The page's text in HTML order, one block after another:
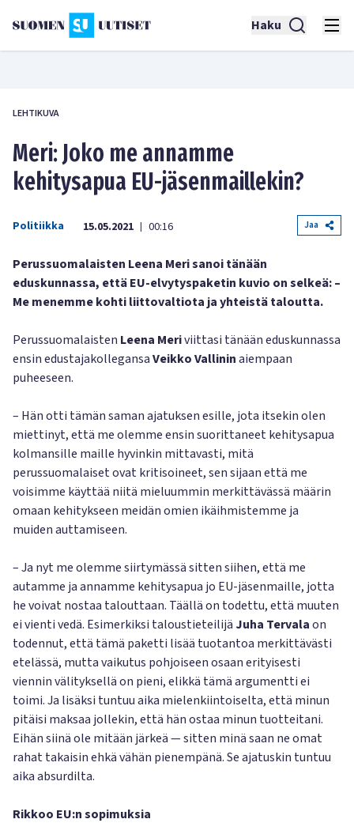
Haku
LEHTIKUVA
Meri: Joko me annamme
kehitysapua EU-jäsenmaillekin?
Politiikka 15.05.2021 | 00:16 Jaa
Perussuomalaisten Leena Meri sanoi tänään
eduskunnassa, että EU-elvytyspaketin kuvio on selkeä: –
Me menemme kohti liittovaltiota ja yhteistä taloutta.
Perussuomalaisten Leena Meriviittasi tänään eduskunnassa
ensin edustajakollegansaVeikko Vallininaiempaan
puheeseen.
– Hän otti tämän saman ajatuksen esille, jota itsekin olen
miettinyt, että me olemme ensin suorittaneet kehitysapua
kolmansille maille hyvinkin mittavasti, mitä
perussuomalaiset ovat kritisoineet, sen sijaan että me
voisimme käyttää niitä mieluummin merkittävässä määrin
omaan kehitykseen meidän omien ikäihmistemme ja
muiden auttamiseen.
– Ja nyt me olemme siirtymässä sitten siihen, että me
autamme ja annamme kehitysapua jo EU-jäsenmaille, jotta
he voivat nostaa talouttaan. Täällä on todettu, että muuten
ei vienti vedä. Esimerkiksi taloustieteilijä Juha Tervalaon
todennut, että tämä paketti lisää tuotantoa merkittävästi
etelässä, mutta vaikutus pohjoiseen osaan erityisesti
viennin välityksellä on pieni, elikkä tämä argumentti ei
toimi. Ja lisäksi tuntuu aika mielenkiintoiselta, että minun
pitäisi maksaa jollekin, että hän ostaa minun tuotteitani.
Eihän siinä ole mitään järkeä — sitten minä saan ne omat
rahat takaisin ehkä vähän pienempänä. Se ajatuskin tuntuu
aika absurdilta.
Rikkoo EU:n sopimuksia